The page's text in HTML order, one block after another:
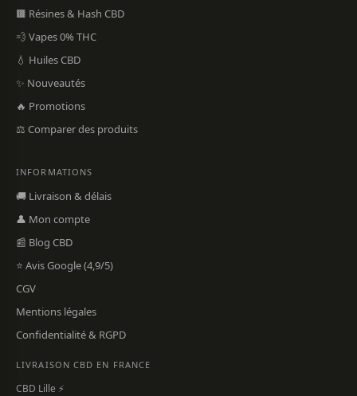
🟫 Résines & Hash CBD
💨 Vapes 0% THC
💧 Huiles CBD
✨ Nouveautés
🔥 Promotions
⚖️ Comparer des produits
INFORMATIONS
🚚 Livraison & délais
👤 Mon compte
📰 Blog CBD
⭐ Avis Google (4,9/5)
CGV
Mentions légales
Confidentialité & RGPD
LIVRAISON CBD EN FRANCE
CBD Lille ⚡